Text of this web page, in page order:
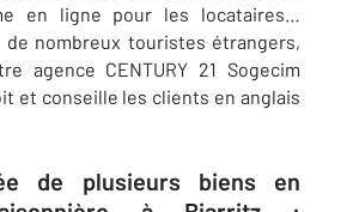
en ligne pour les locataires…
nombreux touristes étrangers,
agence CENTURY 21Sogecim
et conseille les clients en anglais
de plusieurs biens en